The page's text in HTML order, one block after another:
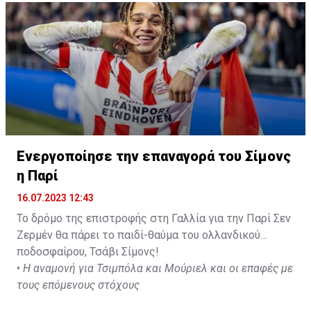
— Ekrem KONUR (@Ekremkonur)July 15, 2023
Ενεργοποίησε την επαναγορά του Σίμονς
η Παρί
16.07.2023 12:43
Το δρόμο της επιστροφής στη Γαλλία για την Παρί Σεν
Ζερμέν θα πάρει το παιδί-θαύμα του ολλανδικού
ποδοσφαίρου, Τσάβι Σίμονς!
• Η αναμονή για Τσιμπόλα και Μούριελ και οι επαφές με
τους επόμενους στόχους